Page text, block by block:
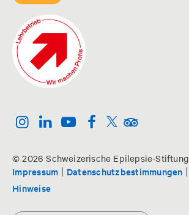
© 2026 Schweizerische Epilepsie-Stiftung
Impressum | Datenschutzbestimmungen |
Hinweise